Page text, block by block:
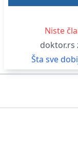
Niste
doktor.rs
Šta sve